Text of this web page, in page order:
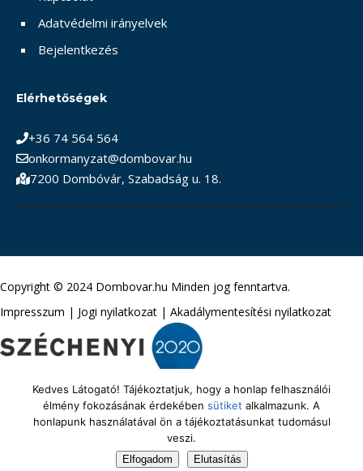
Adatvédelmi irányelvek
Bejelentkezés
Elérhetőségek
+36 74 564 564
onkormanyzat@dombovar.hu
7200 Dombóvár, Szabadság u. 18.
Copyright © 2024 Dombovar.hu Minden jog fenntartva.
Impresszum | Jogi nyilatkozat | Akadálymentesítési nyilatkozat
Kedves Látogató! Tájékoztatjuk, hogy a honlap felhasználói
élmény fokozásának érdekében sütiket alkalmazunk. A
honlapunk használatával ön a tájékoztatásunkat tudomásul
veszi.
Elfogadom Elutasítás